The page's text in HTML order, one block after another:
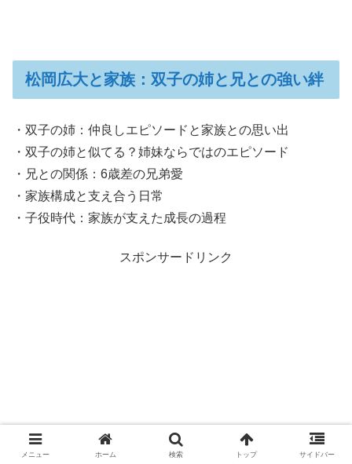
松岡広大と家族：双子の姉と兄との強い絆
・双子の姉：仲良しエピソードと家族との思い出
・双子の姉と似てる？姉妹ならではのエピソード
・兄との関係：6歳差の兄弟愛
・家族構成と支え合う日常
・子役時代：家族が支えた成長の過程
スポンサードリンク
メニュー ホーム 検索 トップ サイドバー